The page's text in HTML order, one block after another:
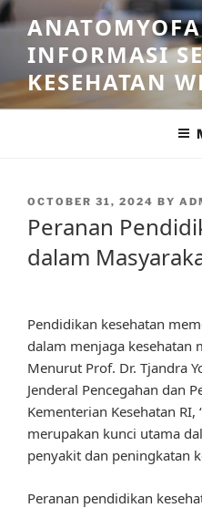
Skip
to
contentINFORMASI
KESEHATAN
POSTED
OCTOBER 31, 2024 BY
Peranan
dalam
Pendidikan kesehatan
dalam menjaga kesehatan
Menurut Prof. Dr. Tjandra
Jenderal Pencegahan dan
Kementerian Kesehatan RI,
merupakan kunci utama
penyakit dan peningkatan
Peranan pendidikan